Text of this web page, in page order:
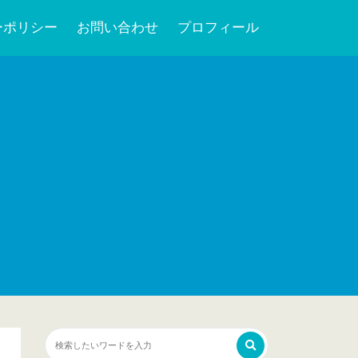
リシー お問い合わせ プロフィール